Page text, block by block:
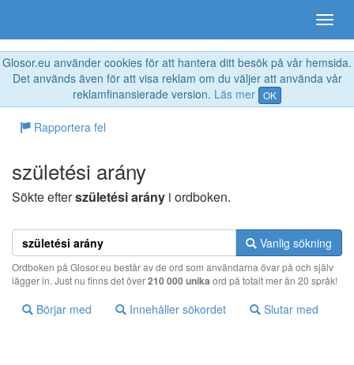
Glosor.eu använder cookies för att hantera ditt besök på vår hemsida.
Det används även för att visa reklam om du väljer att använda vår
reklamfinansierade version. Läs mer OK
Rapportera fel
születési arány
Sökte efterszületési arány i ordboken.
Vanlig sökning
Ordboken på Glosor.eu består av de ord som användarna övar på och själv
lägger in. Just nu finns det över210 000 unika ord på totalt mer än 20 språk!
Börjar med Innehåller sökordet Slutar med